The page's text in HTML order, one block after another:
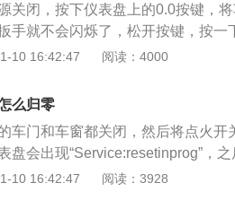
候去进行保养。
关闭，按下仪表盘上的0.0按键，
手就不会闪烁了，松开按键，按一
标志就会被消除，然后车辆重新启
行保养，可以记住保养公里数，等
养，不过要做好记录，避免忘了保
10 16:42:47 阅读：4000
么归零
车门和车窗都关闭，然后将点火开
盘会出现“Service:resetinprog”，
明保养灯已完成归零。保养灯，是
10 16:42:47 阅读：3928